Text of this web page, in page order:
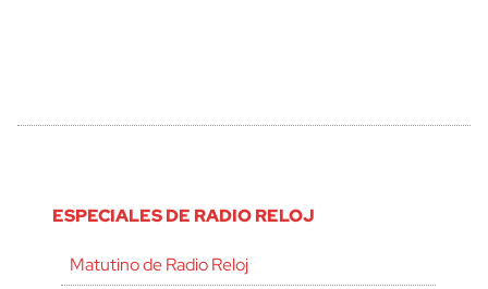
ESPECIALES DE RADIO RELOJ
Matutino de Radio Reloj